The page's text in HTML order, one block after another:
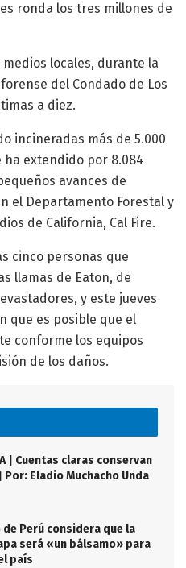
ronda los tres millones de
locales, durante la
del Condado de Los
a diez.
incineradas más de 5.000
extendido por 8.084
avances de
el Departamento Forestal y
de California, Cal Fire.
cinco personas que
llamas de Eaton, de
y este jueves
que es posible que el
conforme los equipos
de los daños.
| Cuentas claras conservan
Eladio Muchacho Unda
de Perú considera que la
será «un bálsamo» para
país